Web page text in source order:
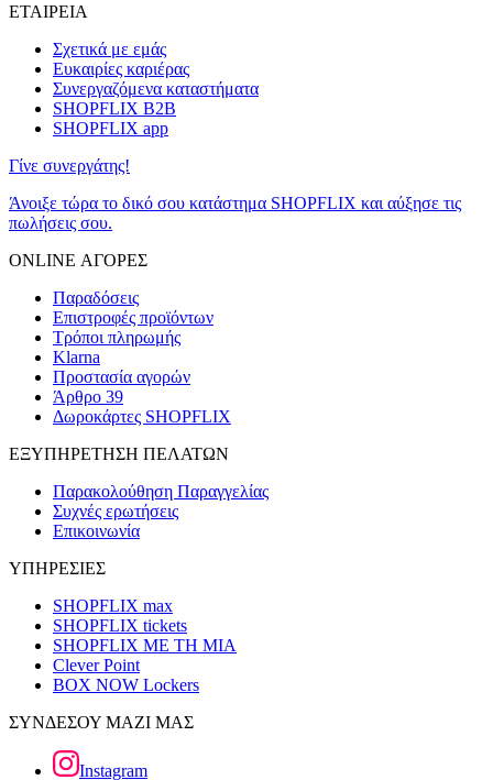
ΕΤΑΙΡΕΙΑ
Σχετικά με εμάς
Ευκαιρίες καριέρας
Συνεργαζόμενα καταστήματα
SHOPFLIX B2B
SHOPFLIX app
Γίνε συνεργάτης!
Άνοιξε τώρα το δικό σου κατάστημα SHOPFLIX και αύξησε τις
πωλήσεις σου.
ONLINE ΑΓΟΡΕΣ
Παραδόσεις
Επιστροφές προϊόντων
Τρόποι πληρωμής
Klarna
Προστασία αγορών
Άρθρο 39
Δωροκάρτες SHOPFLIX
ΕΞΥΠΗΡΕΤΗΣΗ ΠΕΛΑΤΩΝ
Παρακολούθηση Παραγγελίας
Συχνές ερωτήσεις
Επικοινωνία
ΥΠΗΡΕΣΙΕΣ
SHOPFLIX max
SHOPFLIX tickets
SHOPFLIX ΜΕ ΤΗ ΜΙΑ
Clever Point
BOX NOW Lockers
ΣΥΝΔΕΣΟΥ ΜΑΖΙ ΜΑΣ
Instagram